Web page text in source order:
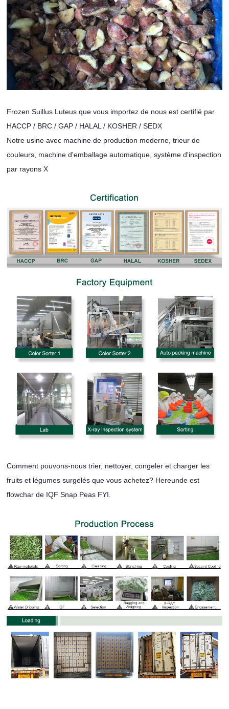
Frozen Suillus Luteus que vous importez de nous est certifié par
HACCP / BRC / GAP / HALAL / KOSHER / SEDX
Notre usine avec machine de production moderne, trieur de
couleurs, machine d'emballage automatique, système d'inspection
par rayons X
Comment pouvons-nous trier, nettoyer, congeler et charger les
fruits et légumes surgelés que vous achetez? Hereunde est
flowchar de IQF Snap Peas FYI.